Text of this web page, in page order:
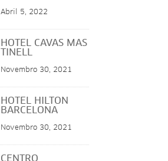
Abril 5, 2022
HOTEL CAVAS MAS
TINELL
Novembro 30, 2021
HOTEL HILTON
BARCELONA
Novembro 30, 2021
CENTRO